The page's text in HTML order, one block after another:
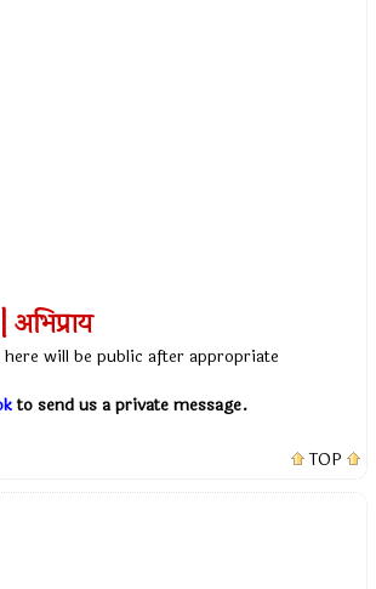
will be public after appropriate
to send us a private message.
TOP